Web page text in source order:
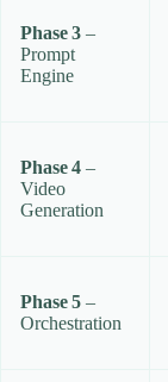
Phase 3 –
Prompt
Engine
Phase 4 –
Video
Generation
Phase 5 –
Orchestration